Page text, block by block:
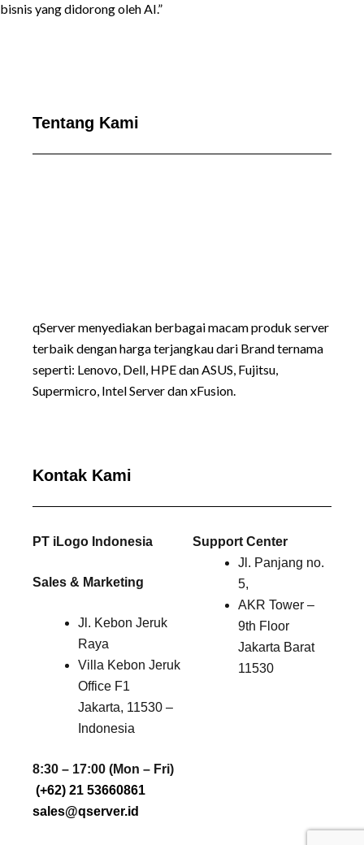
bisnis yang didorong oleh AI.”
Tentang Kami
qServer menyediakan berbagai macam produk server
terbaik dengan harga terjangkau dari Brand ternama
seperti: Lenovo, Dell, HPE dan ASUS, Fujitsu,
Supermicro, Intel Server dan xFusion.
Kontak Kami
PT iLogo Indonesia
Sales & Marketing
Jl. Kebon Jeruk
Raya
Villa Kebon Jeruk
Office F1
Jakarta, 11530 –
Indonesia
8:30 – 17:00 (Mon – Fri)
(+62) 21 53660861
sales@qserver.id
Support Center
Jl. Panjang no.
5,
AKR Tower –
9th Floor
Jakarta Barat
11530